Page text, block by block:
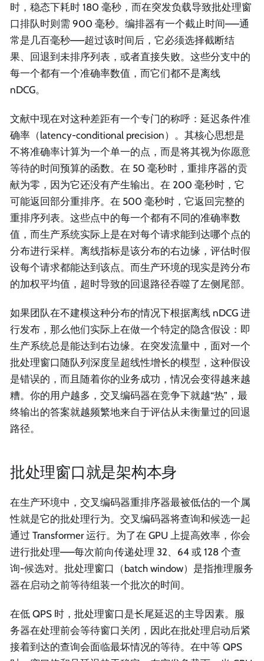
时，稳态下耗时 180 毫秒，而在突发负载导致批处理窗
口排队时则需 900 毫秒。编排器有一个截止时间——通
常是几百毫秒——超过该时间后，它必须选择截断结
果、回退到未排序列表，或者直接失败。这些分支中的
每一个都有一个准确率数值，而它们都不是离线
nDCG。
文献中现在对这种差距有一个专门的称呼：延迟条件准
确率（latency-conditional precision）。其核心思想是
不将准确率计算为一个单一的点，而是将其视为你愿意
等待的时间预算的函数。在 50 毫秒时，重排序器的贡
献为零，因为它还没有产生输出。在 200 毫秒时，它
可能返回部分重排序。在 500 毫秒时，它返回完整的
重排序列表。这些点中的每一个都有不同的准确率数
值，而生产系统实际上是在对每个请求能到达哪个点的
分布进行采样。离线指标是该分布的右边缘，评估时假
设每个请求都能达到该点。而生产环境的现实是跨分布
的加权平均值，超时导致的回退路径吞噬了左侧尾部。
如果团队在不建模这种分布的情况下根据离线 nDCG 进
行发布，那么他们实际上在做一个特定的隐含假设：即
生产系统总是能达到右边缘。在突发流量中，面对一个
批处理窗口随队列深度呈超线性增长的模型，这种假设
是错误的，而且随着你的业务成功，情况会变得越来越
糟。你的用户越多，交叉编码器在竞争下就越“热”，最
终输出的答案就越频繁地来自于评估从未衡量过的回退
路径。
批处理窗口就是架构本身
在生产环境中，交叉编码器重排序器最被低估的一个属
性就是它的批处理行为。交叉编码器将查询和候选一起
通过 Transformer 运行。为了在 GPU 上提高效率，你会
进行批处理——每次前向传递处理 32、64 或 128 个查
询-候选对。批处理窗口（batch window）是指推理服务
器在启动之前等待组装一个批次的时间。
在低 QPS 时，批处理窗口是长尾延迟的主导因素。服
务器在处理前会等待窗口关闭，因此在批处理启动后紧
接着到达的查询会面临最坏情况的等待。在中等 QPS